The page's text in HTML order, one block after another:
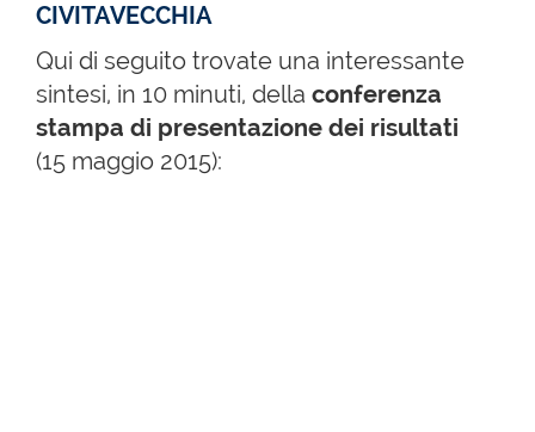
CIVITAVECCHIA
Qui di seguito trovate una interessante
sintesi, in 10 minuti, della conferenza
stampa di presentazione dei risultati
(15 maggio 2015):